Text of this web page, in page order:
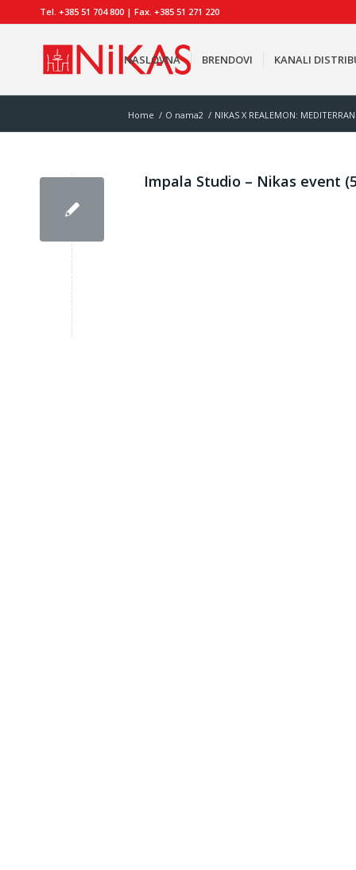
Tel. +385 51 704 800 | Fax. +385 51 271 220
NASLOVNA BRENDOVI KANALI
Home / O nama2 / NIKAS X REALEMON:
Impala Studio – Nikas event